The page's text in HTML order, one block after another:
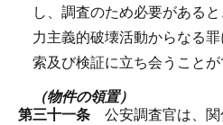
し、調査のため必要がある
力主義的破壊活動からなる
索及び検証に立ち会うことが
（物件の領置）
第三十一条 公安調査官は、